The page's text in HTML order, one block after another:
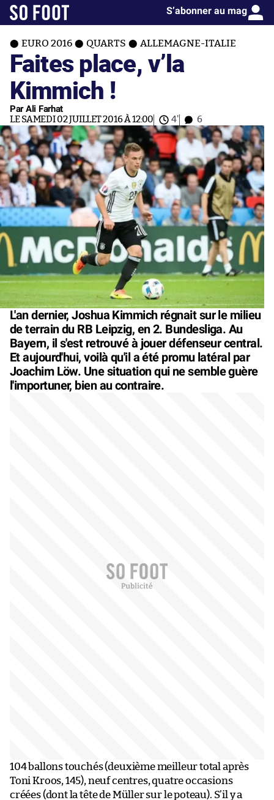
S’abonner au mag
EURO 2016 QUARTS ALLEMAGNE-ITALIE
Faites place, v’la
Kimmich !
Par Ali Farhat
LE SAMEDI 02 JUILLET 2016 À 12:00 4' 6
L'an dernier, Joshua Kimmich régnait sur le milieu
de terrain du RB Leipzig, en 2. Bundesliga. Au
Bayern, il s'est retrouvé à jouer défenseur central.
Et aujourd'hui, voilà qu'il a été promu latéral par
Joachim Löw. Une situation qui ne semble guère
l'importuner, bien au contraire.
104 ballons touchés (deuxième meilleur total après
Toni Kroos, 145), neuf centres, quatre occasions
créées (dont la tête de Müller sur le poteau). S’il y a